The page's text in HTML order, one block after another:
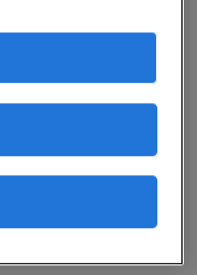
i otwartego
godnej pracy
od rodzaju